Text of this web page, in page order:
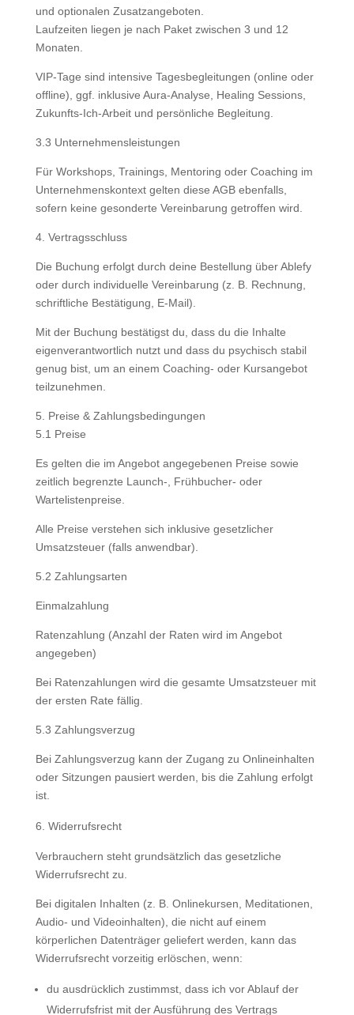
und optionalen Zusatzangeboten.
Laufzeiten liegen je nach Paket zwischen 3 und 12
Monaten.
VIP-Tage sind intensive Tagesbegleitungen (online oder
offline), ggf. inklusive Aura-Analyse, Healing Sessions,
Zukunfts-Ich-Arbeit und persönliche Begleitung.
3.3 Unternehmensleistungen
Für Workshops, Trainings, Mentoring oder Coaching im
Unternehmenskontext gelten diese AGB ebenfalls,
sofern keine gesonderte Vereinbarung getroffen wird.
4. Vertragsschluss
Die Buchung erfolgt durch deine Bestellung über Ablefy
oder durch individuelle Vereinbarung (z. B. Rechnung,
schriftliche Bestätigung, E-Mail).
Mit der Buchung bestätigst du, dass du die Inhalte
eigenverantwortlich nutzt und dass du psychisch stabil
genug bist, um an einem Coaching- oder Kursangebot
teilzunehmen.
5. Preise & Zahlungsbedingungen
5.1 Preise
Es gelten die im Angebot angegebenen Preise sowie
zeitlich begrenzte Launch-, Frühbucher- oder
Wartelistenpreise.
Alle Preise verstehen sich inklusive gesetzlicher
Umsatzsteuer (falls anwendbar).
5.2 Zahlungsarten
Einmalzahlung
Ratenzahlung (Anzahl der Raten wird im Angebot
angegeben)
Bei Ratenzahlungen wird die gesamte Umsatzsteuer mit
der ersten Rate fällig.
5.3 Zahlungsverzug
Bei Zahlungsverzug kann der Zugang zu Onlineinhalten
oder Sitzungen pausiert werden, bis die Zahlung erfolgt
ist.
Widerrufsrecht
Verbrauchern steht grundsätzlich das gesetzliche
Widerrufsrecht zu.
Bei digitalen Inhalten (z. B. Onlinekursen, Meditationen,
Audio- und Videoinhalten), die nicht auf einem
körperlichen Datenträger geliefert werden, kann das
Widerrufsrecht vorzeitig erlöschen, wenn:
du ausdrücklich zustimmst, dass ich vor Ablauf der
Widerrufsfrist mit der Ausführung des Vertrags